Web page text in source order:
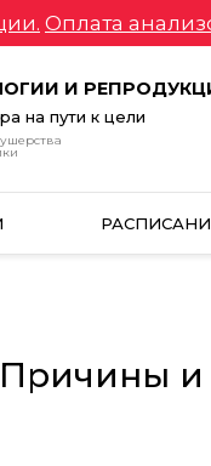
Оплата
И
на пути к цели
и